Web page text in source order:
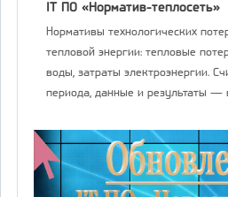
IT ПО «Норматив-теплосеть»
Нормативы технологических
тепловой энергии: тепловые
воды, затраты электроэнергии.
периода, данные и результаты —